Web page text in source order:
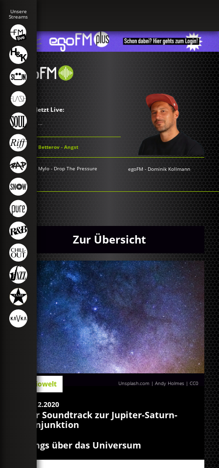
Jetzt Live:
...
Betterov - Angst
Mylo - Drop The Pressure egoFM - Dominik Kollmann
Zur Übersicht
Unsplash.com | Andy Holmes |CC0
Radiowelt
23.12.2020
Der Soundtrack zur Jupiter-Saturn-
Konjunktion
Songs über das Universum